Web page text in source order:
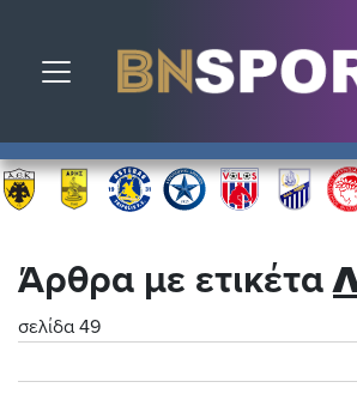
Toggle navigation
Άρθρα με ετικέτα
σελίδα 49